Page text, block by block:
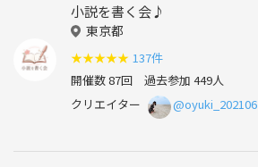
小説を書く会♪
東京都
★★★★★ 137件
開催数 87回 過去参加 449人
クリエイター
@oyuki_202106